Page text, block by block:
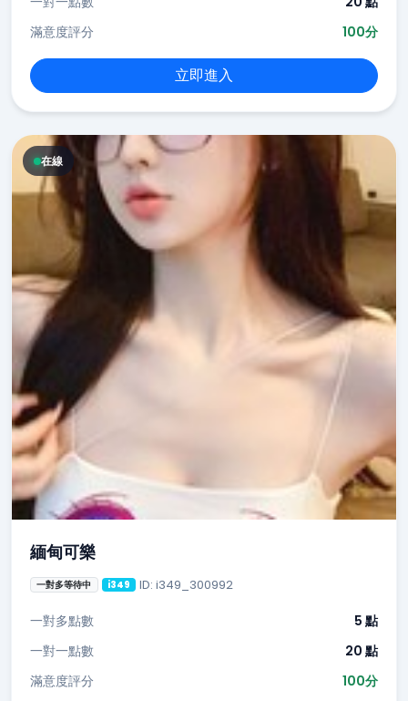
滿意度評分
100分
立即進入
在線
緬甸可樂
一對多等待中 i349 ID: i349_300992
一對多點數
5 點
一對一點數
20 點
滿意度評分
100分